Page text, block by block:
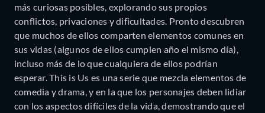
más curiosas posibles, explorando sus propios
conflictos, privaciones y dificultades. Pronto descubren
que muchos de ellos comparten elementos comunes en
sus vidas (algunos de ellos cumplen año el mismo día),
incluso más de lo que cualquiera de ellos podrían
esperar. This is Us es una serie que mezcla elementos de
comedia y drama, y en la que los personajes deben lidiar
con los aspectos difíciles de la vida, demostrando que el